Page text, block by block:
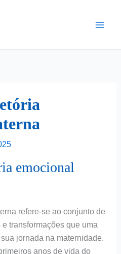
emocional
refere-se ao conjunto de
transformações que uma
jornada na maternidade.
anos de vida do